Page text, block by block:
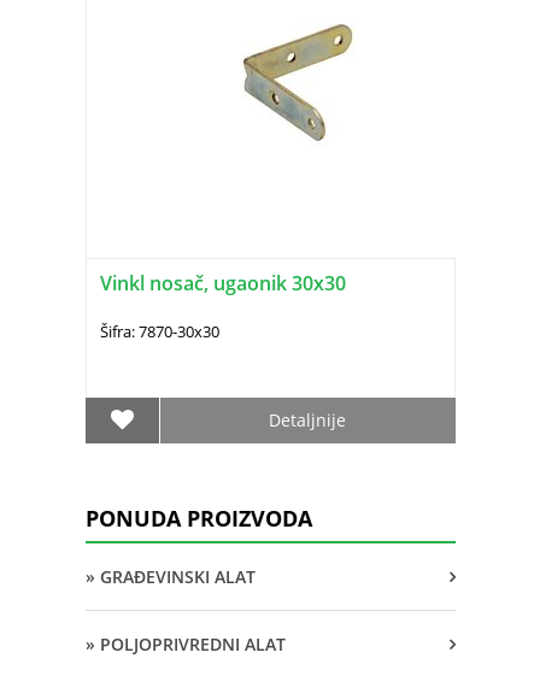
Vinkl nosač, ugaonik 30x30
Šifra: 7870-30x30
Detaljnije
PONUDA PROIZVODA
» GRAĐEVINSKI ALAT
» POLJOPRIVREDNI ALAT